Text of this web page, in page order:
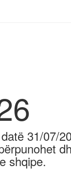
31/07/
shqipe.